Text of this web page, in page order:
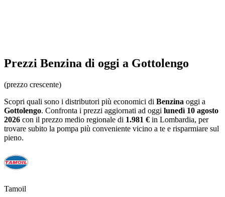
Prezzi Benzina di oggi a Gottolengo
(prezzo crescente)
Scopri quali sono i distributori più economici di Benzina oggi a
Gottolengo. Confronta i prezzi aggiornati ad oggi lunedì 10 agosto
2026 con il prezzo medio regionale di 1.981 € in Lombardia, per
trovare subito la pompa più conveniente vicino a te e risparmiare sul
pieno.
Tamoil